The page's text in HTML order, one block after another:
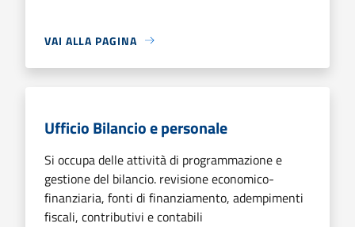
VAI ALLA PAGINA
Ufficio Bilancio e personale
Si occupa delle attività di programmazione e
gestione del bilancio. revisione economico-
finanziaria, fonti di finanziamento, adempimenti
fiscali, contributivi e contabili